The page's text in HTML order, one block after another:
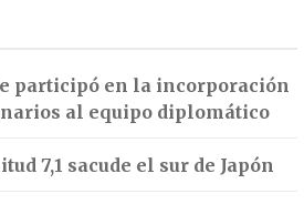
participó en la incorporación
al equipo diplomático
7,1 sacude el sur de Japón